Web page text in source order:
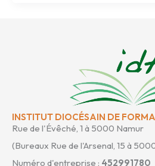
INSTITUT DIOCÉSAIN DE
Rue de l'Évêché, 1 à 5000 Namur
(Bureaux Rue de l'Arsenal, 15 à
Numéro d'entreprise : 452991780